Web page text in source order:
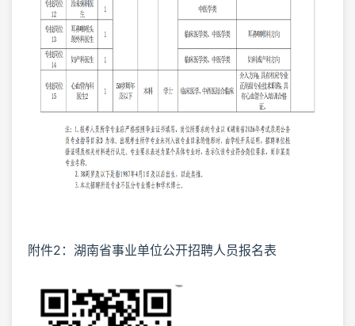
附件2：湖南省事业单位公开招聘人员报名表